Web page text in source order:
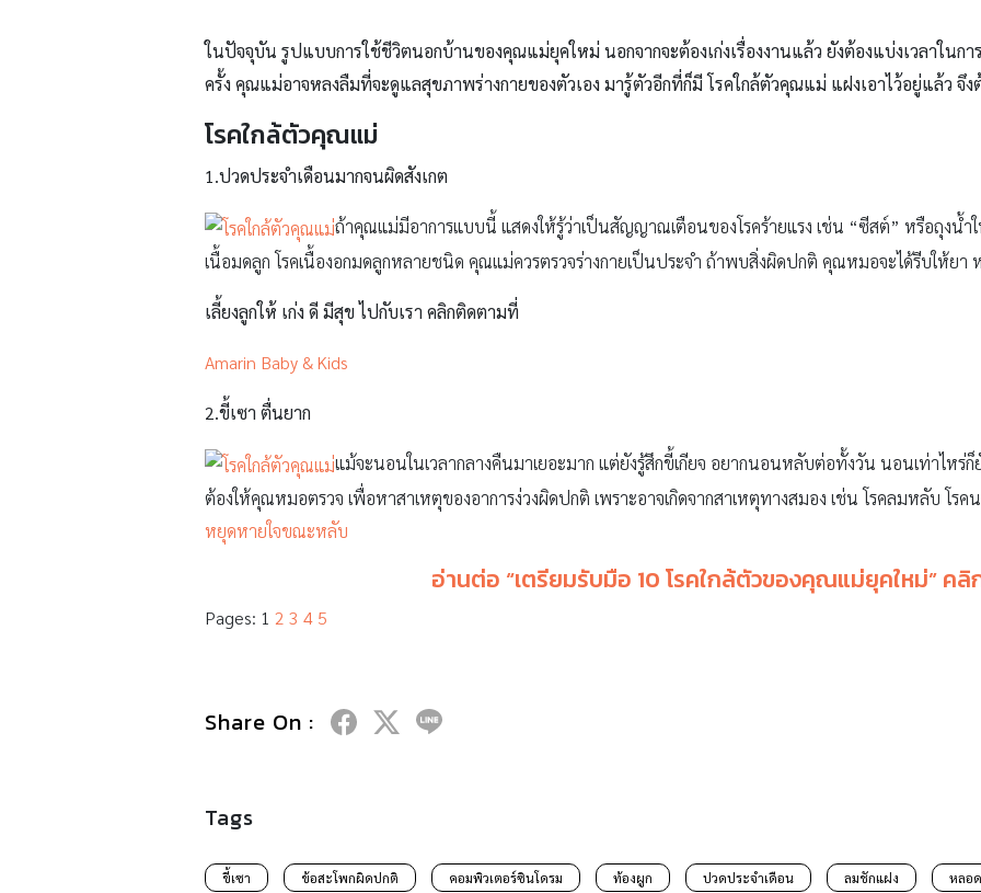
ในปัจจุบัน รูปแบบการใช้ชีวิตนอกบ้านของคุณแม่ยุคใหม่ นอกจากจะต้องเก่งเรื่องงานแล้ว ยังต้องแบ่งเวลาในกา
ครั้ง คุณแม่อาจหลงลืมที่จะดูแลสุขภาพร่างกายของตัวเอง มารู้ตัวอีกที่ก็มี โรคใกล้ตัวคุณแม่ แฝงเอาไว้อยู่แล้ว จึง
โรคใกล้ตัวคุณแม่
1.ปวดประจำเดือนมากจนผิดสังเกต
ถ้าคุณแม่มีอาการแบบนี้ แสดงให้รู้ว่าเป็นสัญญาณเตือนของโรคร้ายแรง เช่น “ซีสต์” หรือถุงน้ำ
เนื้อมดลูก โรคเนื้องอกมดลูกหลายชนิด คุณแม่ควรตรวจร่างกายเป็นประจำ ถ้าพบสิ่งผิดปกติ คุณหมอจะได้รีบให้ยา
เลี้ยงลูกให้ เก่ง ดี มีสุข ไปกับเรา คลิกติดตามที่
Amarin Baby & Kids
2.ขี้เซา ตื่นยาก
แม้จะนอนในเวลากลางคืนมาเยอะมาก แต่ยังรู้สึกขี้เกียจ อยากนอนหลับต่อทั้งวัน นอนเท่าไหร่
ต้องให้คุณหมอตรวจ เพื่อหาสาเหตุของอาการง่วงผิดปกติ เพราะอาจเกิดจากสาเหตุทางสมอง เช่น โรคลมหลับ โร
หยุดหายใจขณะหลับ
อ่านต่อ “เตรียมรับมือ 10 โรคใกล้ตัวของคุณแม่ยุคใหม่” คลิ
Pages: 1 2 3 4 5
Share On :
Tags
ขี้เซา ข้อสะโพกผิดปกติ คอมพิวเตอร์ซินโดรม ท้องผูก ปวดประจำเดือน ลมชักแฝง หลอ